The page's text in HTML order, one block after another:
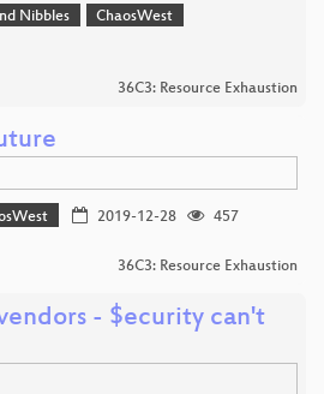
Nibbles
ChaosWest
36C3: Resource Exhaustion
2019-12-28
457
36C3: Resource Exhaustion
- $ecurity can't